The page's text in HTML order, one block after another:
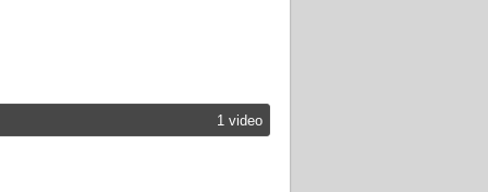
1 video